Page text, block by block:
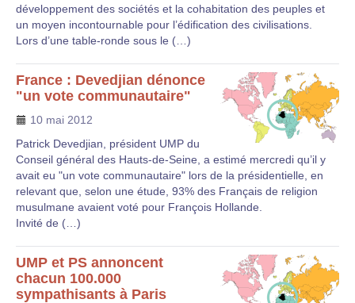
développement des sociétés et la cohabitation des peuples et
un moyen incontournable pour l’édification des civilisations.
Lors d’une table-ronde sous le (…)
France : Devedjian dénonce
"un vote communautaire"
10 mai 2012
Patrick Devedjian, président UMP du
Conseil général des Hauts-de-Seine, a estimé mercredi qu’il y
avait eu "un vote communautaire" lors de la présidentielle, en
relevant que, selon une étude, 93% des Français de religion
musulmane avaient voté pour François Hollande.
Invité de (…)
UMP et PS annoncent
chacun 100.000
sympathisants à Paris